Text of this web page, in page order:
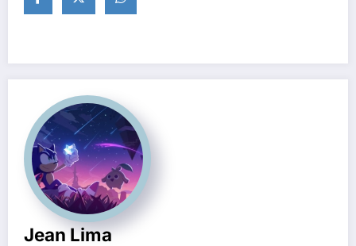
Jean Lima